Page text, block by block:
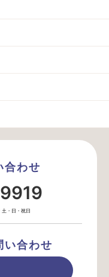
合わせ
・日・祝日
い合わせ